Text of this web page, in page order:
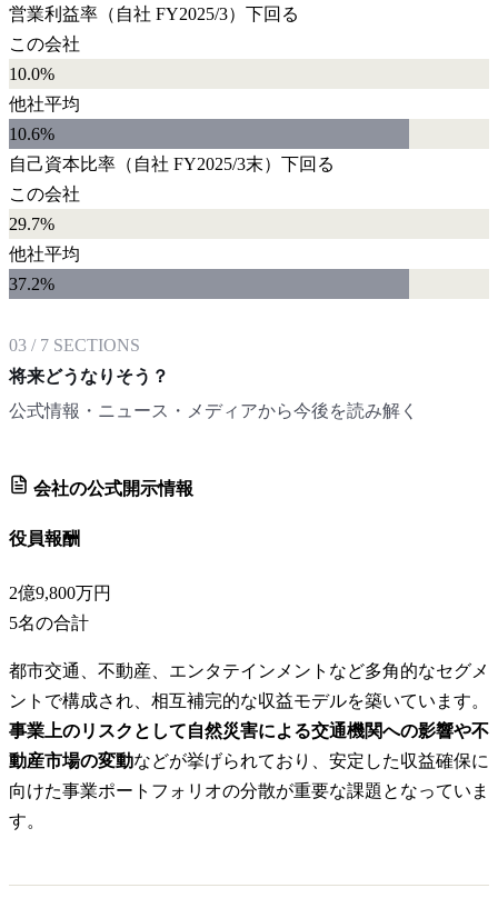
営業利益率 （自社 FY2025/3） 下回る
この会社
10.0%
他社平均
10.6%
自己資本比率 （自社 FY2025/3末） 下回る
この会社
29.7%
他社平均
37.2%
03 / 7 SECTIONS
将来どうなりそう？
公式情報・ニュース・メディアから今後を読み解く
会社の公式開示情報
役員報酬
2億9,800万円
5名の合計
都市交通、不動産、エンタテインメントなど多角的なセグメ
ントで構成され、相互補完的な収益モデルを築いています。
事業上のリスクとして自然災害による交通機関への影響や不
動産市場の変動などが挙げられており、安定した収益確保に
向けた事業ポートフォリオの分散が重要な課題となっていま
す。